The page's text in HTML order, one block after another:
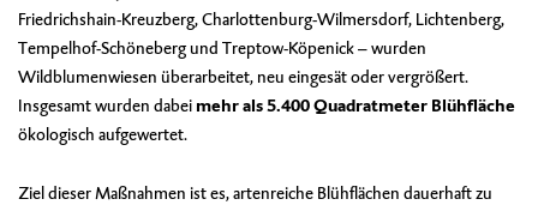
Friedrichshain-Kreuzberg, Charlottenburg-Wilmersdorf, Lichtenberg,
Tempelhof-Schöneberg und Treptow-Köpenick – wurden
Wildblumenwiesen überarbeitet, neu eingesät oder vergrößert.
Insgesamt wurden dabei mehr als 5.400 Quadratmeter Blühfläche
ökologisch aufgewertet.
Ziel dieser Maßnahmen ist es, artenreiche Blühflächen dauerhaft zu